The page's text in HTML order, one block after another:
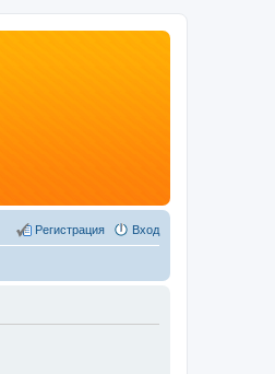
Вход
Регистрация